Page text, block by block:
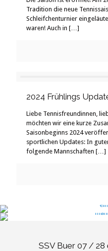
Tradition die neue
Schleifchenturnier
waren! Auch in […]
2024 Frühlings
Liebe Tennisfreundinnen,
möchten wir eine kurze
Saisonbeginns 2024
sportlichen Updates: In
folgende Mannschaften […]
SSV Buer 07 / 28